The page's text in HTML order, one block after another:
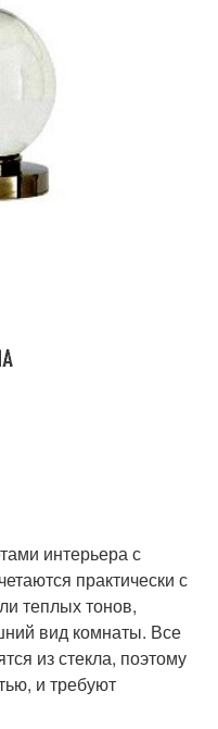
интерьера с
практически с
теплых тонов,
вид комнаты. Все
из стекла, поэтому
и требуют